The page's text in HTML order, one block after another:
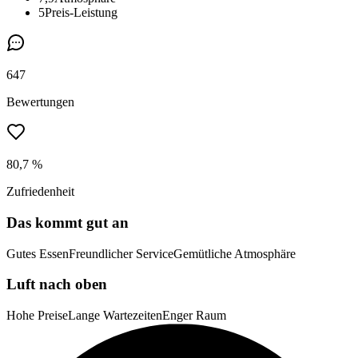
5Preis-Leistung
647
Bewertungen
80,7 %
Zufriedenheit
Das kommt gut an
Gutes EssenFreundlicher ServiceGemütliche Atmosphäre
Luft nach oben
Hohe PreiseLange WartezeitenEnger Raum